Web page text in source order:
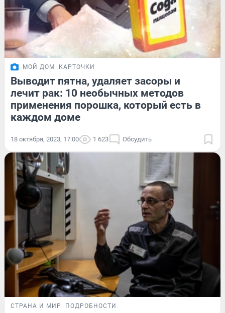
МОЙ ДОМ КАРТОЧКИ
Выводит пятна, удаляет засоры и
лечит рак: 10 необычных методов
применения порошка, который есть в
каждом доме
18 октября, 2023, 17:00 1 623 Обсудить
СТРАНА И МИР ПОДРОБНОСТИ